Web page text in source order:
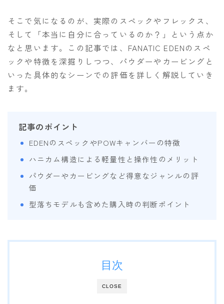
FIX
FLOW
FLUX
SALOMON
UNION
YES
そこで気になるのが、実際のスペックやフレックス、
そして「本当に自分に合っているのか？」という点か
なと思います。この記事では、FANATIC EDENのスペ
ックや特徴を深掘りしつつ、パウダーやカービングと
いった具体的なシーンでの評価を詳しく解説していき
ます。
記事のポイント
EDENのスペックやPOWキャンバーの特徴
ハニカム構造による軽量性と操作性のメリット
パウダーやカービングなど得意なジャンルの評
価
型落ちモデルも含めた購入時の判断ポイント
CLOSE
目次